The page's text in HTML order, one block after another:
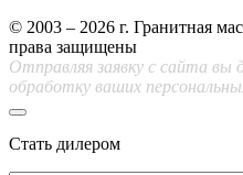
© 2003 – 2026 г. Гранитная
права защищены
Отправляя заявку с сайта вы
обработку ваших
Стать дилером